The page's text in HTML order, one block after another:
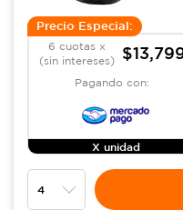
Precio Especial:
6 cuotas x
(sin intereses)
Pagando con:
X unidad